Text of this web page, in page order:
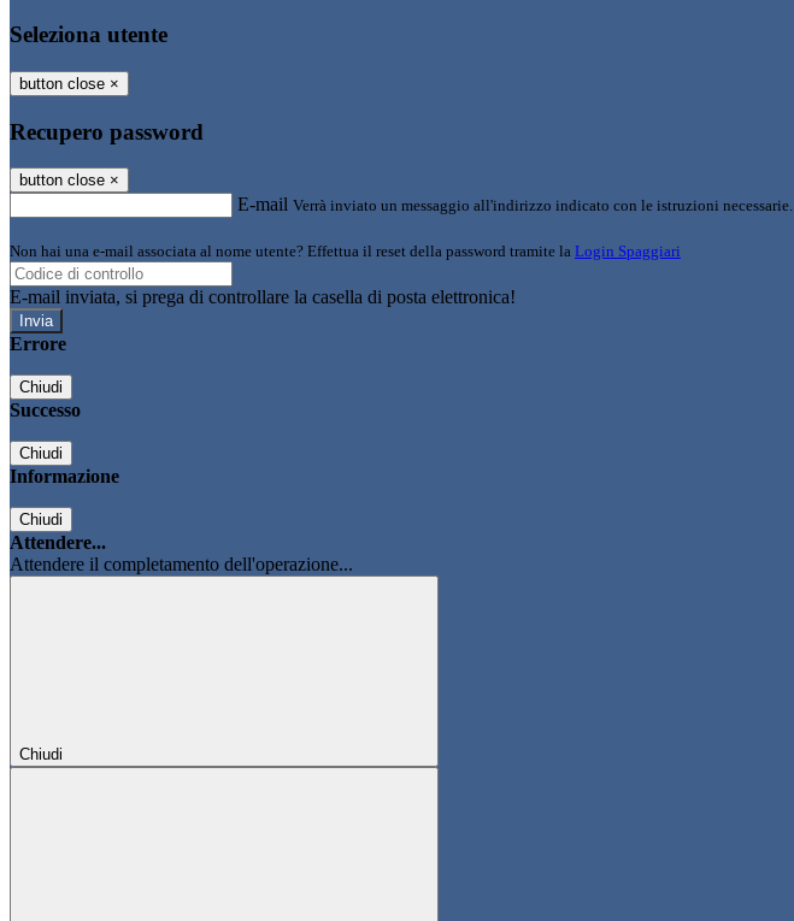
Seleziona utente
button close ×
Recupero password
button close ×
E-mail Verrà inviato un messaggio all'indirizzo indicato con le istruzioni necessarie.
Non hai una e-mail associata al nome utente? Effettua il reset della password tramite la Login Spaggiari
E-mail inviata, si prega di controllare la casella di posta elettronica!
Errore
Chiudi
Successo
Chiudi
Informazione
Chiudi
Attendere...
Attendere il completamento dell'operazione...
Chiudi